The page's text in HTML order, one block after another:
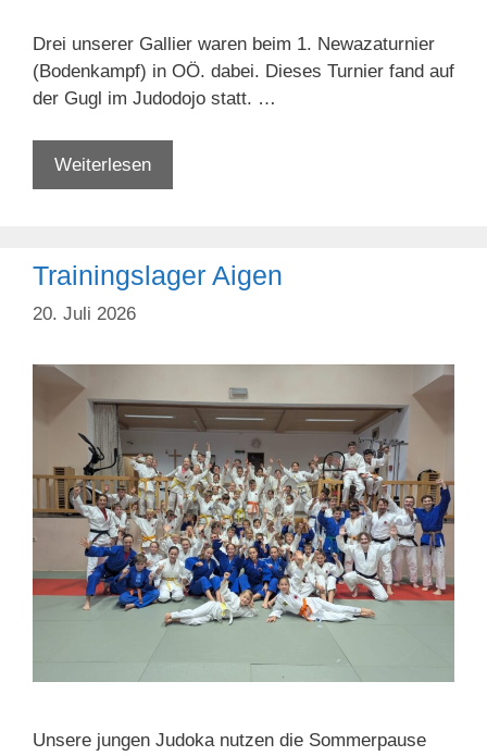
Drei unserer Gallier waren beim 1. Newazaturnier
(Bodenkampf) in OÖ. dabei. Dieses Turnier fand auf
der Gugl im Judodojo statt. …
Weiterlesen1.
Newaza-
OÖ
Trainingslager Aigen
20. Juli 2026
Unsere jungen Judoka nutzen die Sommerpause